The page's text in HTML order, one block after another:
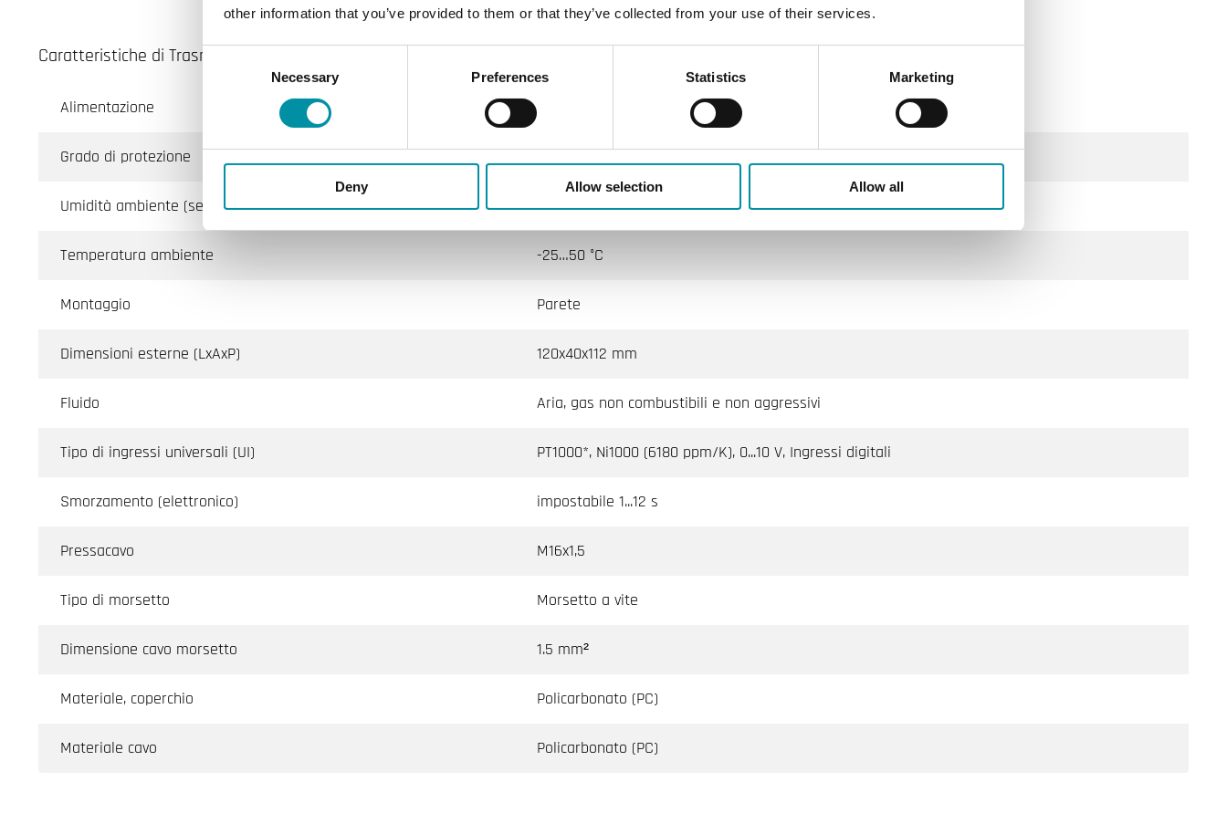
other information that you’ve provided to them or that they’ve collected from your use of their services.
Consent
Necessary Preferences Statistics Marketing
Deny Allow selection Allow all
Caratteristiche di Trasmettitore di pressione differenziale con comunicazione
Alimentazione 24VAC/DC (21...27 V AC 50Hz / 21...27 V DC), 2.0 VA
Grado di protezione IP54
Umidità ambiente (senza condensa) 0…95 % RH
Temperatura ambiente -25…50 °C
Montaggio Parete
Dimensioni esterne (LxAxP) 120x40x112 mm
Fluido Aria, gas non combustibili e non aggressivi
Tipo di ingressi universali (UI) PT1000*, Ni1000 (6180 ppm/K), 0...10 V, Ingressi digitali
Smorzamento (elettronico) impostabile 1...12 s
Pressacavo M16x1,5
Tipo di morsetto Morsetto a vite
Dimensione cavo morsetto 1.5 mm²
Materiale, coperchio Policarbonato (PC)
Materiale cavo Policarbonato (PC)